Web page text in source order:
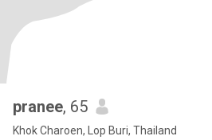
pranee, 65
Khok Charoen, Lop Buri, Thailand